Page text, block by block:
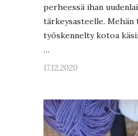
perheessä ihan
tärkeysasteelle. Mehän
työskennelty kotoa
…
17.12.2020